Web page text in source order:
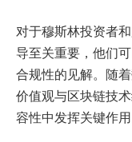
对于穆斯林投资者
导至关重要，他们
合规性的见解。随
价值观与区块链技
容性中发挥关键作用